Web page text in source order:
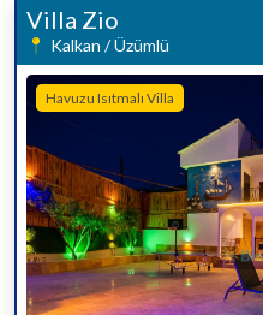
Villa Zio
Kalkan / Üzümlü
Havuzu Isıtmalı Villa